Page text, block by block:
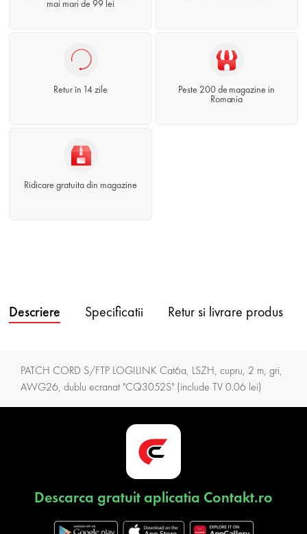
mai mari de 99 lei
Retur în 14 zile
Peste 200 de magazine in
Romania
Ridicare gratuita din magazine
Descriere Specificatii Retur si livrare produs
PATCH CORD S/FTP LOGILINK Cat6a, LSZH, cupru, 2 m, gri,
AWG26, dublu ecranat "CQ3052S" (include TV 0.06 lei)
Descarca gratuit aplicatia Contakt.ro